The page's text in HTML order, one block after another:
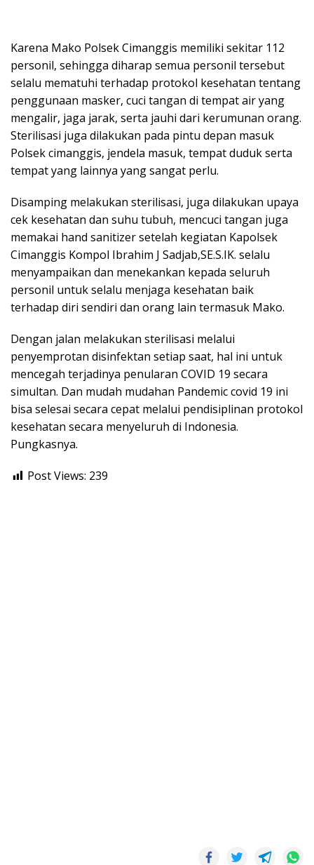
Karena Mako Polsek Cimanggis memiliki sekitar 112
personil, sehingga diharap semua personil tersebut
selalu mematuhi terhadap protokol kesehatan tentang
penggunaan masker, cuci tangan di tempat air yang
mengalir, jaga jarak, serta jauhi dari kerumunan orang.
Sterilisasi juga dilakukan pada pintu depan masuk
Polsek cimanggis, jendela masuk, tempat duduk serta
tempat yang lainnya yang sangat perlu.
Disamping melakukan sterilisasi, juga dilakukan upaya
cek kesehatan dan suhu tubuh, mencuci tangan juga
memakai hand sanitizer setelah kegiatan Kapolsek
Cimanggis Kompol Ibrahim J Sadjab,SE.S.IK. selalu
menyampaikan dan menekankan kepada seluruh
personil untuk selalu menjaga kesehatan baik
terhadap diri sendiri dan orang lain termasuk Mako.
Dengan jalan melakukan sterilisasi melalui
penyemprotan disinfektan setiap saat, hal ini untuk
mencegah terjadinya penularan COVID 19 secara
simultan. Dan mudah mudahan Pandemic covid 19 ini
bisa selesai secara cepat melalui pendisiplinan protokol
kesehatan secara menyeluruh di Indonesia.
Pungkasnya.
Post Views: 239